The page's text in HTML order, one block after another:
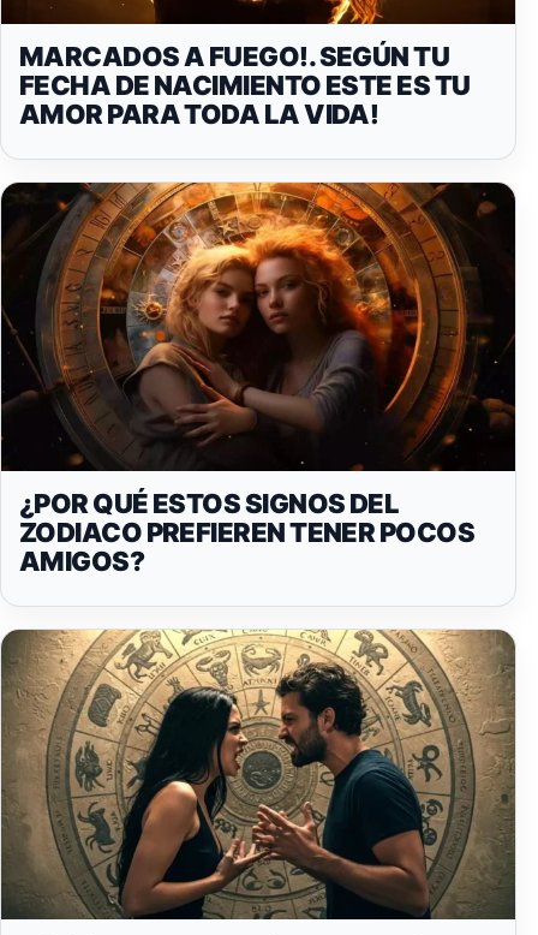
MARCADOS A FUEGO!. SEGÚN TU
FECHA DE NACIMIENTO ESTE ES TU
AMOR PARA TODA LA VIDA!
¿POR QUÉ ESTOS SIGNOS DEL
ZODIACO PREFIEREN TENER POCOS
AMIGOS?